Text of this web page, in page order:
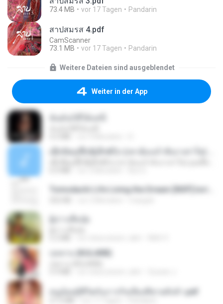
73.4 MB vor 17 Tagen Pandarin
สาปสมรส 4.pdf
CamScanner
73.1 MB
vor 17 Tagen Pandarin
Weitere Dateien sind ausgeblendet
Weiter in der App
กุหลาบ (KULARB)
หนูน้อยสู้ชีวิตกับภารกิจเลี้ยงพี่ชายทั้งห้า.pdf